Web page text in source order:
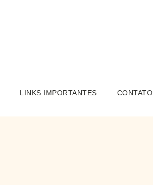
LINKS IMPORTANTES CONTATO